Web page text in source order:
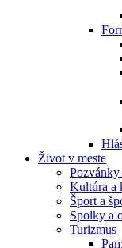
Život v meste
Pozvánky
Kultúra a
Šport a
Spolky a
Turizmus